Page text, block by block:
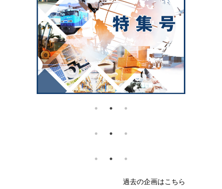
過去の企画はこちら